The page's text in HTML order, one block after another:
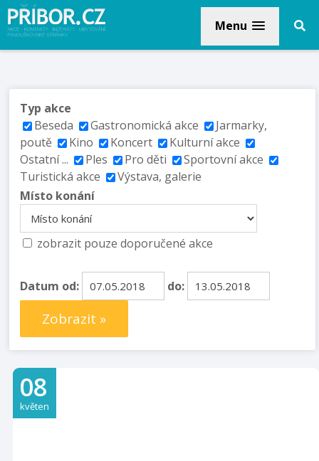
Menu
Typ akce
Beseda
Gastronomická akce
Jarmarky,
poutě
Kino Koncert
Kulturní akce
Ostatní ...
Ples Pro děti
Sportovní akce
Turistická akce
Výstava, galerie
Místo konání
zobrazit pouze doporučené akce
Datum od: do:
Zobrazit »
08
květen